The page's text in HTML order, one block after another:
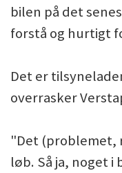
bilen på det
forstå og hurtigt
Det er
overrasker
"Det (problemet,
løb. Så ja, noget